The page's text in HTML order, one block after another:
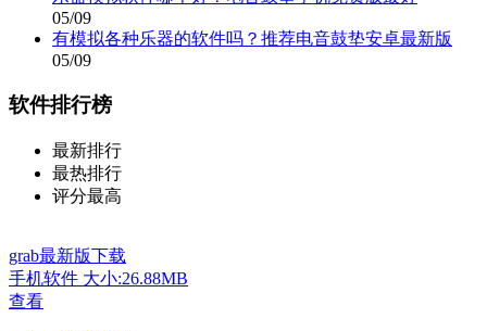
05/09
有模拟各种乐器的软件吗？推荐电音鼓垫安卓最新版
05/09
软件排行榜
最新排行
最热排行
评分最高
grab最新版下载
手机软件 大小:26.88MB
查看